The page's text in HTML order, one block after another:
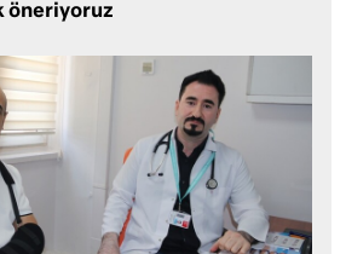
öneriyoruz